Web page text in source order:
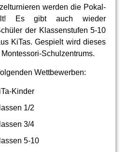
werden die Pokal-
Es gibt auch wieder
der Klassenstufen 5-10
KiTas. Gespielt wird dieses
Schulzentrums.
Wettbewerben:
Kinder
1/2
3/4
5-10